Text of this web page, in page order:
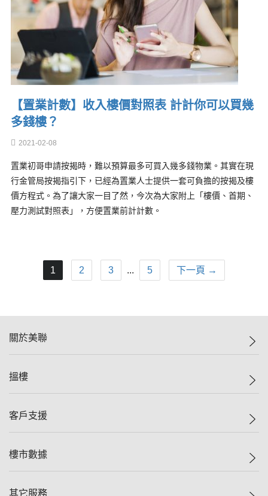
【置業計數】收入樓價對照表 計計你可以買幾
多錢樓？
2021-02-08
置業初哥申請按揭時，難以預算最多可買入幾多錢物業。其實在現
行金管局按揭指引下，已經為置業人士提供一套可負擔的按揭及樓
價方程式。為了讓大家一目了然，今次為大家附上「樓價、首期、
壓力測試對照表」，方便置業前計計數。
1 2 3 ... 5 下一頁 →
關於美聯
美聯集團
人才招募
搵樓
一手新盤
減價
客戶支援
自助放盤
樓市數據
樓價指數
其它服務